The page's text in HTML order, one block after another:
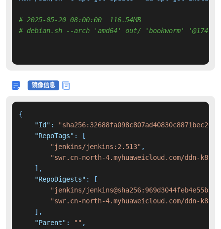
# 2025-05-20 08:00:00  116.54MB
# debian.sh --arch 'amd64' out/ 'bookworm'
镜像信息
{
"Id" :
"RepoTags" :
[
"jenkins/jenkins:2.513" ,
"swr.cn-north-4.myhuaweicloud.com/ddn-
] ,
"RepoDigests" :
[
"jenkins/
"swr.cn-north-4.myhuaweicloud.com/ddn-k8s/
] ,
"Parent" : "" ,